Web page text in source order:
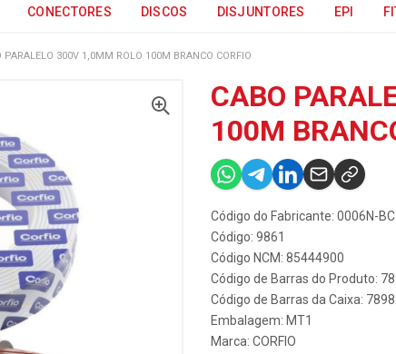
CONECTORES DISCOS DISJUNTORES EPI
PARALELO 300V 1,0MM ROLO 100M BRANCO CORFIO
CABO
100M
Código do Fabricante: 0006N-BC
Código: 9861
Código NCM: 85444900
Código de Barras do Produto:
Código de Barras da Caixa:
Embalagem: MT1
Marca: CORFIO